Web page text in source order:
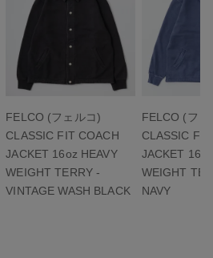
FELCO (フェルコ)
CLASSIC FIT COACH
JACKET 16oz HEAVY
WEIGHT TERRY -
VINTAGE WASH BLACK
FELCO (フェ
CLASSIC
JACKET
WEIGHT
NAVY